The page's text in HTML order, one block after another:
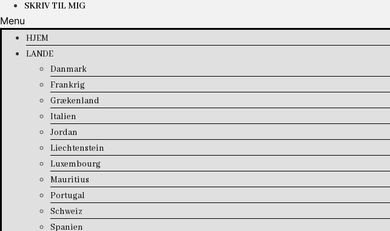
SKRIV TIL MIG
Menu
HJEM
LANDE
Danmark
Frankrig
Grækenland
Italien
Jordan
Liechtenstein
Luxembourg
Mauritius
Portugal
Schweiz
Spanien